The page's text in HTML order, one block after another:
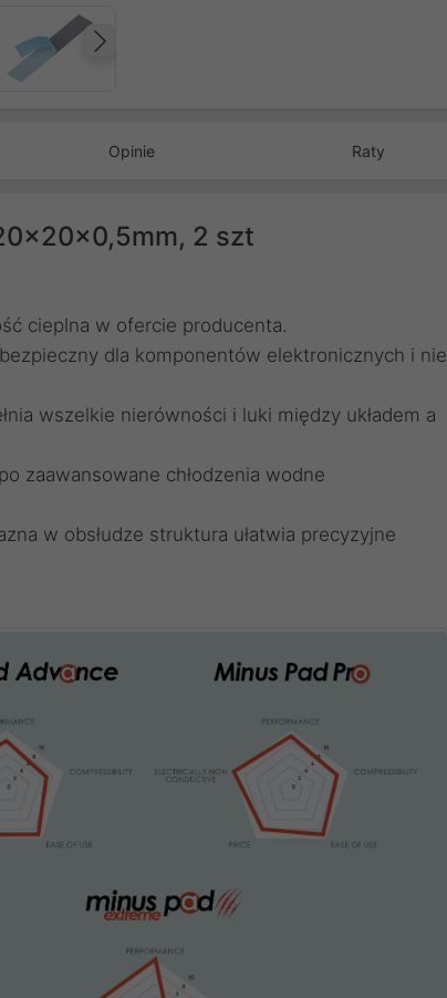
Opinie Raty
2 szt
cieplna w ofercie producenta.
dla komponentów elektronicznych i nie
wszelkie nierówności i luki między układem a
zaawansowane chłodzenia wodne
w obsłudze struktura ułatwia precyzyjne